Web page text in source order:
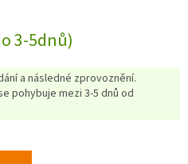
3-5dnů)
a následné zprovoznění.
pohybuje mezi 3-5 dnů od